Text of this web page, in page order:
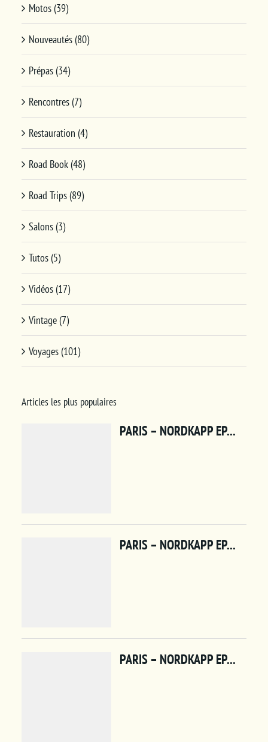
Motos (39)
Nouveautés (80)
Prépas (34)
Rencontres (7)
Restauration (4)
Road Book (48)
Road Trips (89)
Salons (3)
Tutos (5)
Vidéos (17)
Vintage (7)
Voyages (101)
Articles les plus populaires